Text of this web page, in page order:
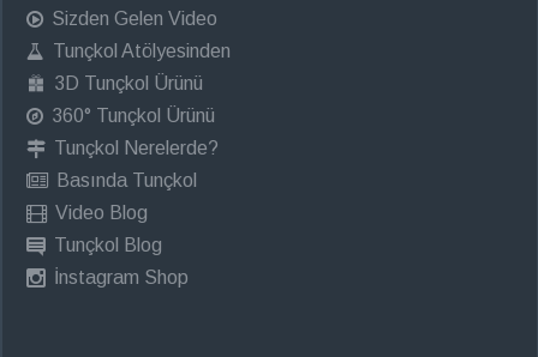
Sizden Gelen Video
Tunçkol Atölyesinden
3D Tunçkol Ürünü
360° Tunçkol Ürünü
Tunçkol Nerelerde?
Basında Tunçkol
Video Blog
Tunçkol Blog
İnstagram Shop